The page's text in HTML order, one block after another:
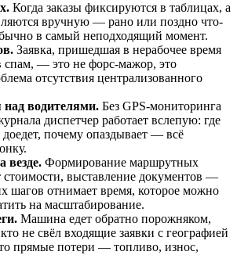
Когда заказы фиксируются в таблицах, а
вручную — рано или поздно что-
в самый неподходящий момент.
Заявка, пришедшая в нерабочее время
спам, — это не форс-мажор, это
отсутствия централизованного
над водителями. Без GPS-мониторинга
диспетчер работает вслепую: где
почему опаздывает — всё
везде. Формирование маршрутных
стоимости, выставление документов —
шагов отнимает время, которое можно
на масштабирование.
Машина едет обратно порожняком,
не свёл входящие заявки с географией
прямые потери — топливо, износ,